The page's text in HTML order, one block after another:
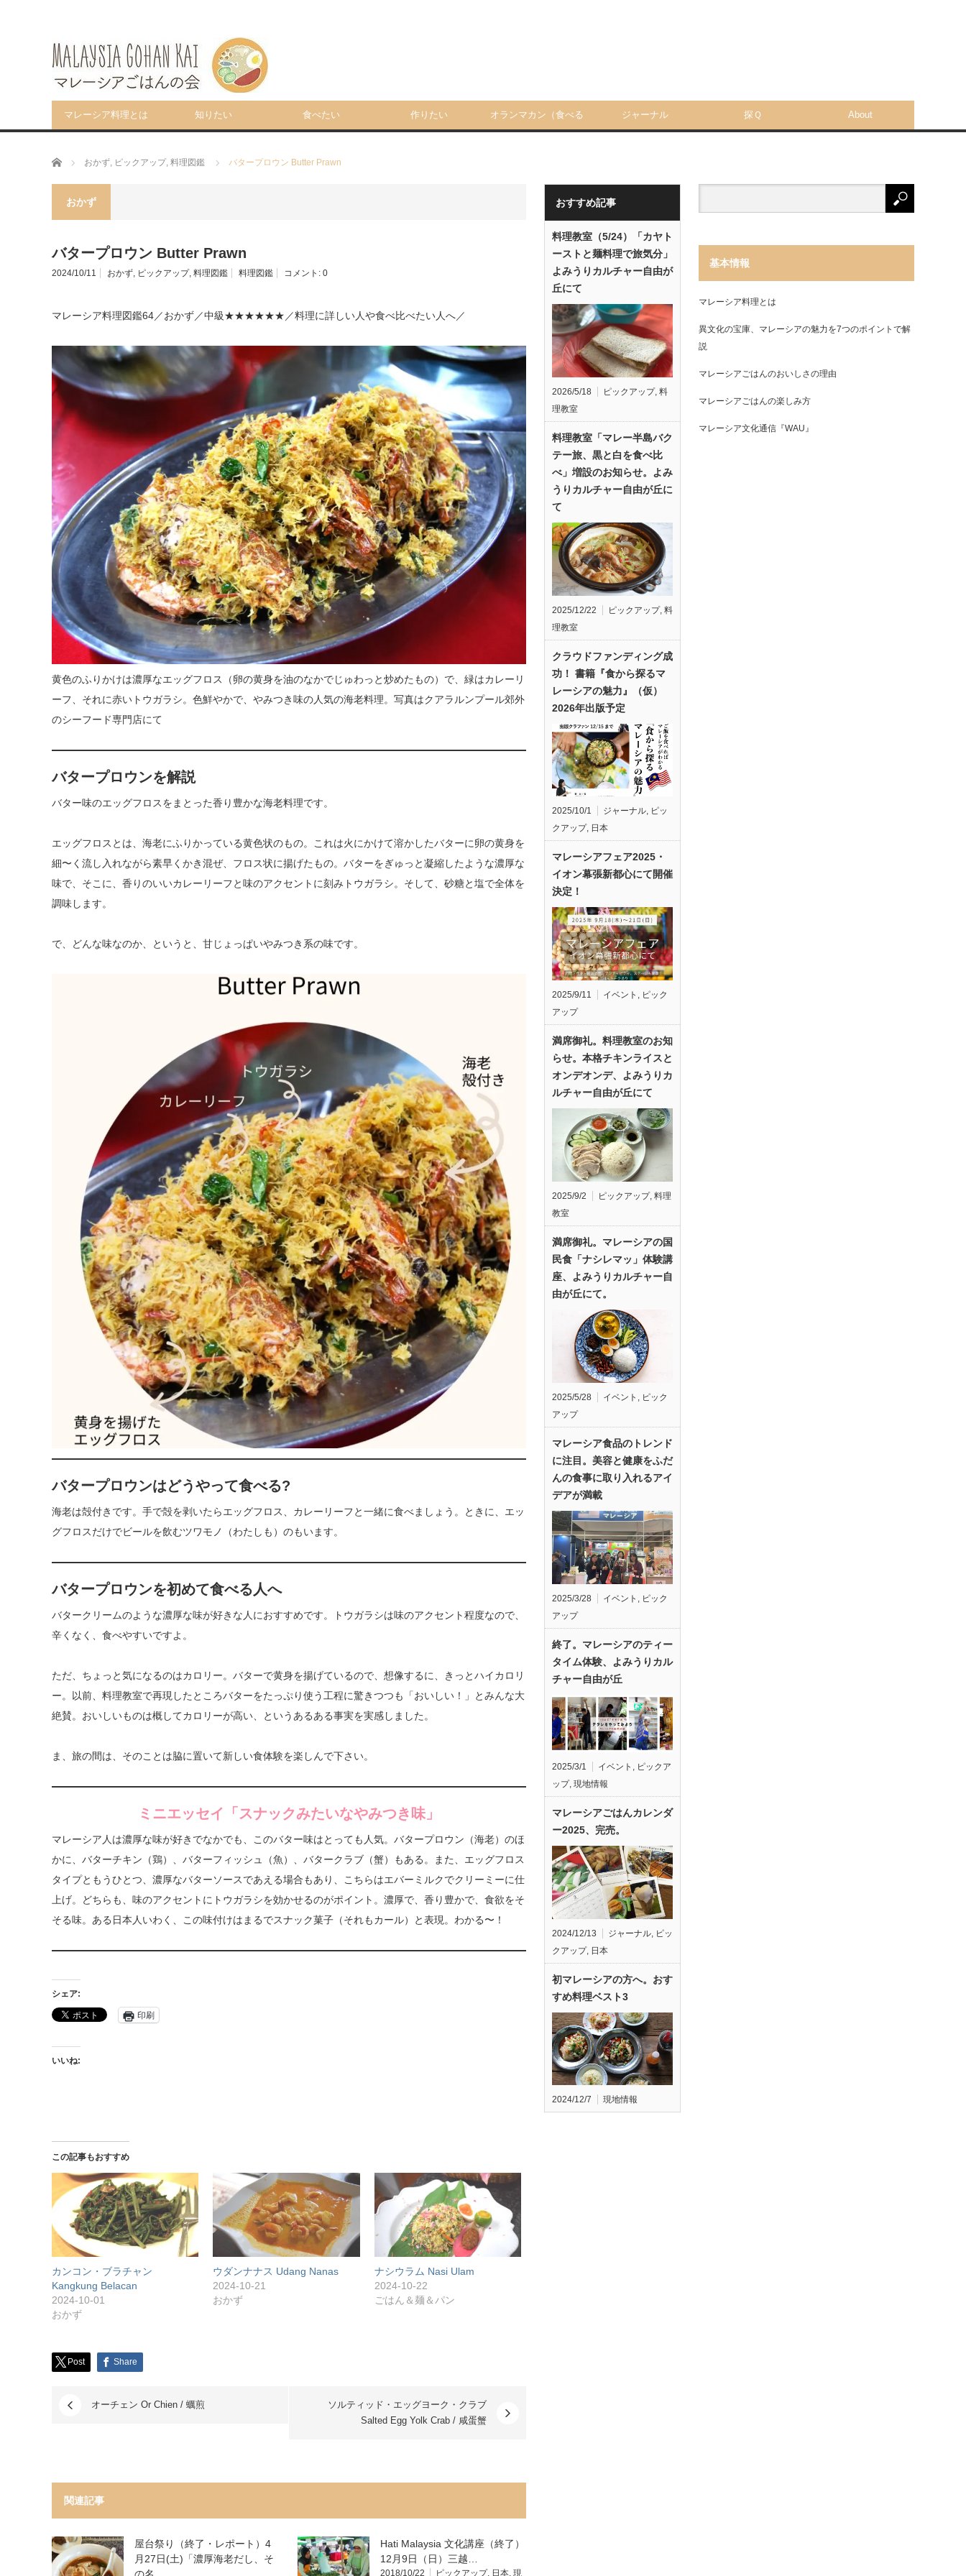
マレーシア料理とは 知りたい 食べたい 作りたい オランマカン（食べる ジャーナル 探Ｑ About
ホーム おかず, ピックアップ, 料理図鑑 バタープロウン Butter Prawn
おかず
バタープロウン Butter Prawn
2024/10/11 おかず, ピックアップ, 料理図鑑 料理図鑑 コメント: 0
マレーシア料理図鑑64／おかず／中級★★★★★★／料理に詳しい人や食べ比べたい人へ／
黄色のふりかけは濃厚なエッグフロス（卵の黄身を油のなかでじゅわっと炒めたもの）で、緑はカレーリ
ーフ、それに赤いトウガラシ。色鮮やかで、やみつき味の人気の海老料理。写真はクアラルンプール郊外
のシーフード専門店にて
バタープロウンを解説
バター味のエッグフロスをまとった香り豊かな海老料理です。
エッグフロスとは、海老にふりかっている黄色状のもの。これは火にかけて溶かしたバターに卵の黄身を
細〜く流し入れながら素早くかき混ぜ、フロス状に揚げたもの。バターをぎゅっと凝縮したような濃厚な
味で、そこに、香りのいいカレーリーフと味のアクセントに刻みトウガラシ。そして、砂糖と塩で全体を
調味します。
で、どんな味なのか、というと、甘じょっぱいやみつき系の味です。
バタープロウンはどうやって食べる?
海老は殻付きです。手で殻を剥いたらエッグフロス、カレーリーフと一緒に食べましょう。ときに、エッ
グフロスだけでビールを飲むツワモノ（わたしも）のもいます。
バタープロウンを初めて食べる人へ
バタークリームのような濃厚な味が好きな人におすすめです。トウガラシは味のアクセント程度なので、
辛くなく、食べやすいですよ。
ただ、ちょっと気になるのはカロリー。バターで黄身を揚げているので、想像するに、きっとハイカロリ
ー。以前、料理教室で再現したところバターをたっぷり使う工程に驚きつつも「おいしい！」とみんな大
絶賛。おいしいものは概してカロリーが高い、というあるある事実を実感しました。
ま、旅の間は、そのことは脇に置いて新しい食体験を楽しんで下さい。
ミニエッセイ「スナックみたいなやみつき味」
マレーシア人は濃厚な味が好きでなかでも、このバター味はとっても人気。バタープロウン（海老）のほ
かに、バターチキン（鶏）、バターフィッシュ（魚）、バタークラブ（蟹）もある。また、エッグフロス
タイプともうひとつ、濃厚なバターソースであえる場合もあり、こちらはエバーミルクでクリーミーに仕
上げ。どちらも、味のアクセントにトウガラシを効かせるのがポイント。濃厚で、香り豊かで、食欲をそ
そる味。ある日本人いわく、この味付けはまるでスナック菓子（それもカール）と表現。わかる〜！
シェア:
印刷
いいね:
この記事もおすすめ
カンコン・ブラチャン
Kangkung Belacan
2024-10-01
おかず
ウダンナナス Udang Nanas
2024-10-21
おかず
ナシウラム Nasi Ulam
2024-10-22
ごはん＆麺＆パン
Post Share
オーチェン Or Chien / 蠣煎
ソルティッド・エッグヨーク・クラブ
Salted Egg Yolk Crab / 咸蛋蟹
関連記事
屋台祭り（終了・レポート）4
月27日(土)「濃厚海老だし、そ
の名…
Hati Malaysia 文化講座（終了）
12月9日（日）三越…
2018/10/22 ピックアップ, 日本 現
おすすめ記事
料理教室（5/24）「カヤト
ーストと麺料理で旅気分」
よみうりカルチャー自由が
丘にて
2026/5/18 ピックアップ, 料
理教室
料理教室「マレー半島バク
テー旅、黒と白を食べ比
べ」増設のお知らせ。よみ
うりカルチャー自由が丘に
て
2025/12/22 ピックアップ, 料
理教室
クラウドファンディング成
功！ 書籍『食から探るマ
レーシアの魅力』（仮）
2026年出版予定
2025/10/1 ジャーナル, ピッ
クアップ, 日本
マレーシアフェア2025・
イオン幕張新都心にて開催
決定！
2025/9/11 イベント , ピック
アップ
満席御礼。料理教室のお知
らせ。本格チキンライスと
オンデオンデ、よみうりカ
ルチャー自由が丘にて
2025/9/2 ピックアップ, 料理
教室
満席御礼。マレーシアの国
民食「ナシレマッ」体験講
座、よみうりカルチャー自
由が丘にて。
2025/5/28 イベント , ピック
アップ
マレーシア食品のトレンド
に注目。美容と健康をふだ
んの食事に取り入れるアイ
デアが満載
2025/3/28 イベント
ピック
アップ
終了。マレーシアのティー
タイム体験、よみうりカル
チャー自由が丘
2025/3/1 イベント , ピックア
ップ, 現地情報
マレーシアごはんカレンダ
ー2025、完売。
2024/12/13 ジャーナル ピッ
クアップ, 日本
初マレーシアの方へ。おす
すめ料理ベスト3
2024/12/7 現地情報
基本情報
マレーシア料理とは
異文化の宝庫、マレーシアの魅力を7つのポイントで解
説
マレーシアごはんのおいしさの理由
マレーシアごはんの楽しみ方
マレーシア文化通信『WAU』